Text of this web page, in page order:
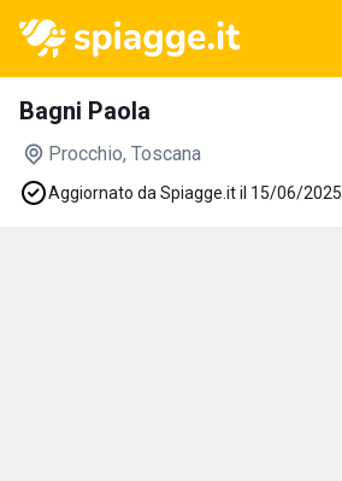
Bagni Paola
Procchio, Toscana
Aggiornato da Spiagge.it il 15/06/2025